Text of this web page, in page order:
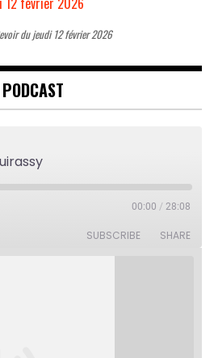
du jeudi 12 février 2026
PODCAST
00:00 / 28:08
SUBSCRIBE SHARE